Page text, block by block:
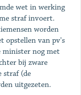
wet in werking
straf invoert.
worden
opstellen van pv's
minister nog met
bij zware
straf (de
uitgezeten.